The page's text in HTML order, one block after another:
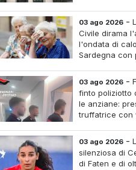
03 ago 2026 -
Civile dirama
l'ondata di
Sardegna con
03 ago 2026 -
finto poliziotto
le anziane:
truffatrice con
03 ago 2026 -
silenziosa di
di Faten e di